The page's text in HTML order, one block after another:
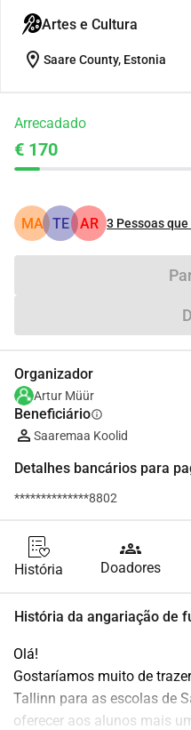
Artes e Cultura
location_on Saare County, Estonia
Arrecadado
€ 170
MA TE AR 3 Pessoas
Organizador
Artur Müür
Beneficiárioinfo
Saaremaa Koolid
Detalhes bancários para
**************8802
História
groups
Doadores
História da angariação de
Olá!
Gostaríamos muito de
Tallinn para as escolas de
oferecer aos alunos mais